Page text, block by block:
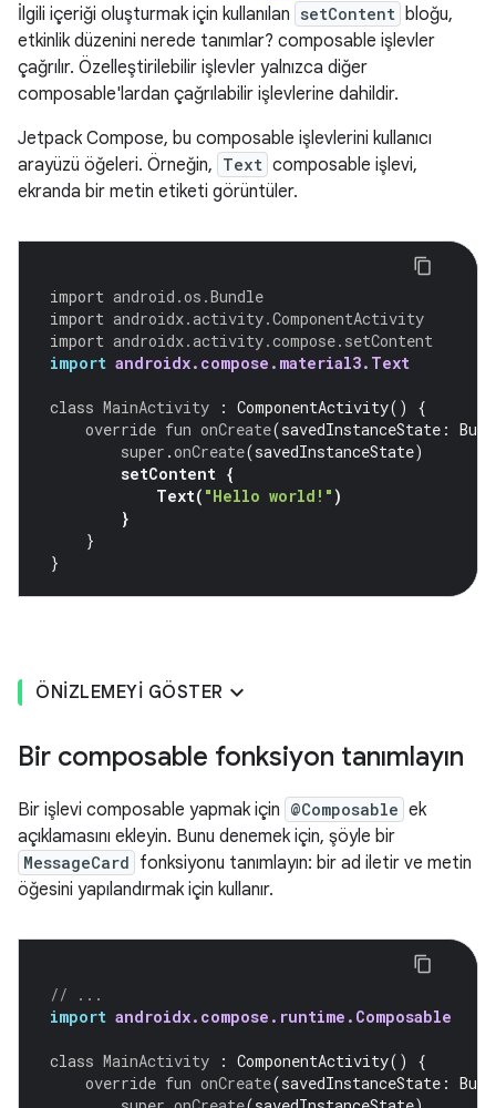
İlgili içeriği oluşturmak için kullanılan setContent bloğu,
etkinlik düzenini nerede tanımlar? composable işlevler
çağrılır. Özelleştirilebilir işlevler yalnızca diğer
composable'lardan çağrılabilir işlevlerine dahildir.
Jetpack Compose, bu composable işlevlerini kullanıcı
arayüzü öğeleri. Örneğin, Text composable işlevi,
ekranda bir metin etiketi görüntüler.
import android.os.Bundle
import androidx.activity.ComponentActivity
import androidx.activity.compose.setContent
import androidx.compose.material3.Text
class MainActivity : ComponentActivity()
{
override fun onCreate(savedInstanceState :
super .onCreate(savedInstanceState)
setContent {
Text( "Hello world!" )
}
}
}
ÖNIZLEMEYI GÖSTER
Bir composable fonksiyon tanımlayın
Bir işlevi composable yapmak için @Composable ek
açıklamasını ekleyin. Bunu denemek için, şöyle bir
MessageCard fonksiyonu tanımlayın: bir ad iletir ve metin
öğesini yapılandırmak için kullanır.
// ...
import androidx.compose.runtime.Composable
class MainActivity : ComponentActivity()
{
override fun onCreate(savedInstanceState :